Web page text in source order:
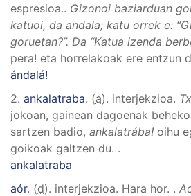
espresioa.. Gizonoi baziarduan
katuoi, da andala; katu orrek e:
goruetan?”. Da “Katua izenda
pera! eta horrelakoak ere entzun
ándalá!
2. ankalatraba. (a). interjekzioa.
jokoan, gainean dagoenak
sartzen badio, ankalatrába! oihu
goikoak galtzen du. .
ankalatraba
aór. (d). interjekzioa. Hara hor. .